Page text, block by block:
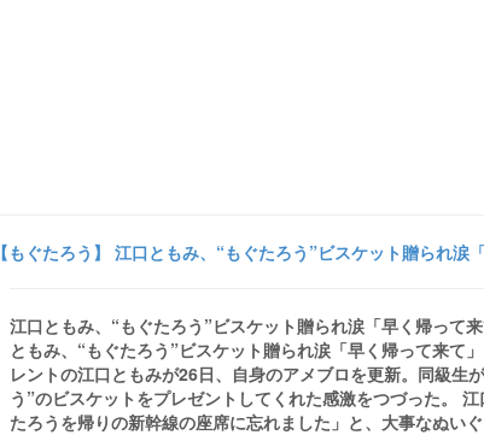
【もぐたろう】 江口ともみ、“もぐたろう”ビスケット贈られ
江口ともみ、“もぐたろう”ビスケット贈られ涙「早く帰って
ともみ、“もぐたろう”ビスケット贈られ涙「早く帰って来て
レントの江口ともみが26日、自身のアメブロを更新。同級生
う”のビスケットをプレゼントしてくれた感激をつづった。
たろうを帰りの新幹線の座席に忘れました」と、大事なぬい